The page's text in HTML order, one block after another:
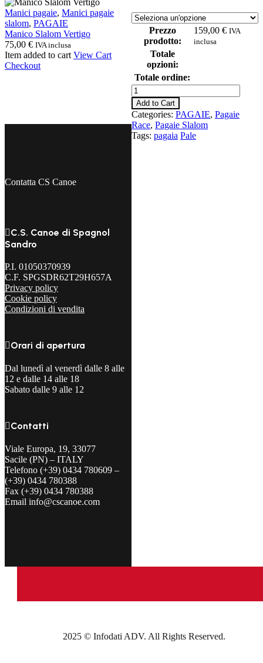
Prezzo
prodotto:
159,00 € IVA
inclusa
Totale
opzioni:
Totale ordine:
Pala
Slice
C1
-
prezzo
a
Add to Cart
Categories: PAGAIE, Pagaie
Race, Pagaie Slalom
Tags: pagaia Pale
Manico
Slalom
Vertigo
Manici pagaie, Manici pagaie
slalom, PAGAIE
Manico Slalom Vertigo
75,00 € IVA inclusa
Item added to cart View Cart
Checkout
Contatta CS Canoe
C.S. Canoe di Spagnol
Sandro
P.I. 01050370939
C.F. SPGSDR62T29H657A
Privacy policy
Cookie policy
Condizioni di vendita
Orari di apertura
Dal lunedì al venerdì dalle 8 alle
12 e dalle 14 alle 18
Sabato dalle 9 alle 12
Contatti
Viale Europa, 19, 33077
Sacile (PN) – ITALY
Telefono (+39) 0434 780609 –
(+39) 0434 780388
Fax (+39) 0434 780388
Email info@cscanoe.com
2025 © Infodati ADV. All Rights Reserved.